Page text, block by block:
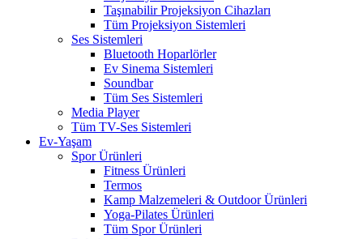
Taşınabilir Projeksiyon Cihazları
Tüm Projeksiyon Sistemleri
Ses Sistemleri
Bluetooth Hoparlörler
Ev Sinema Sistemleri
Soundbar
Tüm Ses Sistemleri
Media Player
Tüm TV-Ses Sistemleri
Ev-Yaşam
Spor Ürünleri
Fitness Ürünleri
Termos
Kamp Malzemeleri & Outdoor Ürünleri
Yoga-Pilates Ürünleri
Tüm Spor Ürünleri